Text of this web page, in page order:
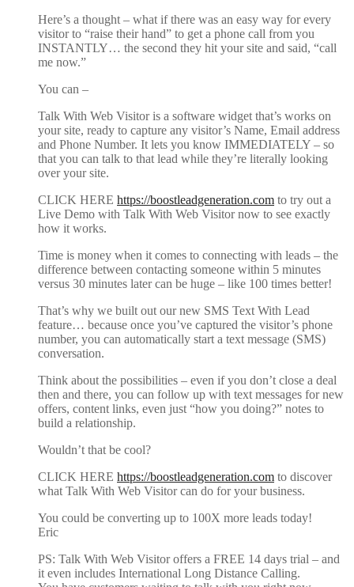
Here’s a thought – what if there was an easy way for every
visitor to “raise their hand” to get a phone call from you
INSTANTLY… the second they hit your site and said, “call
me now.”
You can –
Talk With Web Visitor is a software widget that’s works on
your site, ready to capture any visitor’s Name, Email address
and Phone Number. It lets you know IMMEDIATELY – so
that you can talk to that lead while they’re literally looking
over your site.
CLICK HERE https://boostleadgeneration.com to try out a
Live Demo with Talk With Web Visitor now to see exactly
how it works.
Time is money when it comes to connecting with leads – the
difference between contacting someone within 5 minutes
versus 30 minutes later can be huge – like 100 times better!
That’s why we built out our new SMS Text With Lead
feature… because once you’ve captured the visitor’s phone
number, you can automatically start a text message (SMS)
conversation.
Think about the possibilities – even if you don’t close a deal
then and there, you can follow up with text messages for new
offers, content links, even just “how you doing?” notes to
build a relationship.
Wouldn’t that be cool?
CLICK HERE https://boostleadgeneration.com to discover
what Talk With Web Visitor can do for your business.
You could be converting up to 100X more leads today!
Eric
PS: Talk With Web Visitor offers a FREE 14 days trial – and
it even includes International Long Distance Calling.